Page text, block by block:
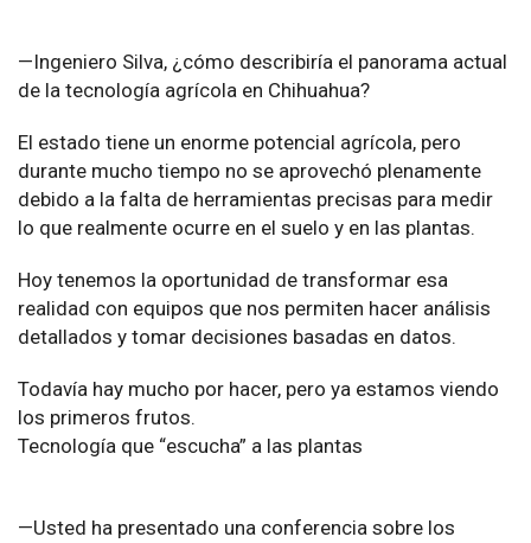
—Ingeniero Silva, ¿cómo describiría el panorama actual
de la tecnología agrícola en Chihuahua?
El estado tiene un enorme potencial agrícola, pero
durante mucho tiempo no se aprovechó plenamente
debido a la falta de herramientas precisas para medir
lo que realmente ocurre en el suelo y en las plantas.
Hoy tenemos la oportunidad de transformar esa
realidad con equipos que nos permiten hacer análisis
detallados y tomar decisiones basadas en datos.
Todavía hay mucho por hacer, pero ya estamos viendo
los primeros frutos.
Tecnología que “escucha” a las plantas
—Usted ha presentado una conferencia sobre los